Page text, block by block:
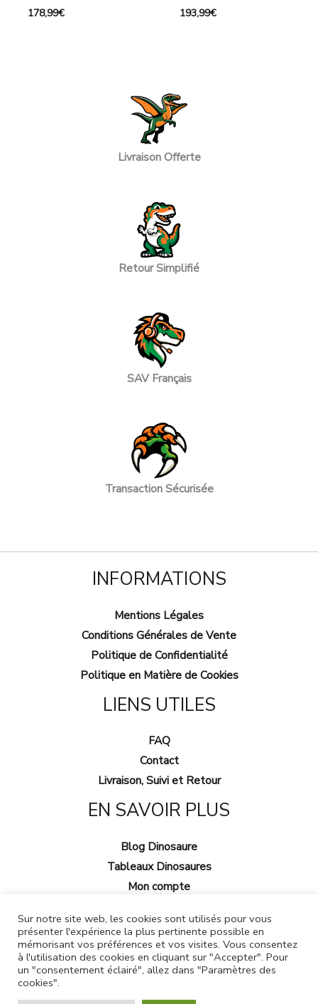
178,99€ 193,99€
Livraison Offerte
Retour Simplifié
SAV Français
Transaction Sécurisée
INFORMATIONS
Mentions Légales
Conditions Générales de Vente
Politique de Confidentialité
Politique en Matière de Cookies
LIENS UTILES
FAQ
Contact
Livraison, Suivi et Retour
EN SAVOIR PLUS
Blog Dinosaure
Tableaux Dinosaures
Mon compte
Sur notre site web, les cookies sont utilisés pour vous
présenter l'expérience la plus pertinente possible en
mémorisant vos préférences et vos visites. Vous consentez
à l'utilisation des cookies en cliquant sur "Accepter". Pour
un "consentement éclairé", allez dans "Paramètres des
cookies".